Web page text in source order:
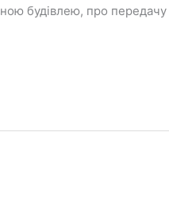
будівлею, про